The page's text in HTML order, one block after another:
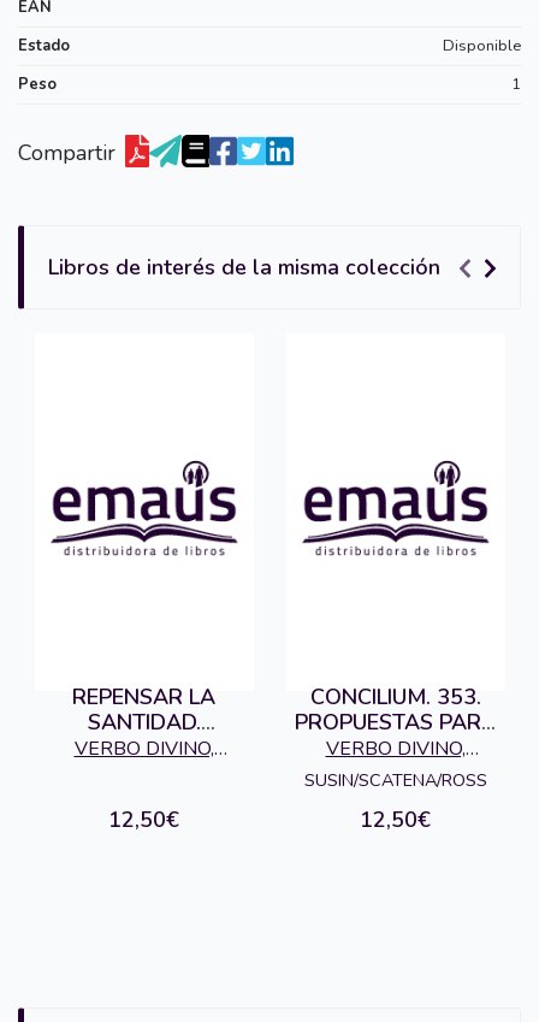
EAN
Estado
Disponible
Peso
1
Compartir
Libros de interés de la misma colección
REPENSAR LA
SANTIDAD.
CONCILIUM 351
VERBO DIVINO,
12,50€
CONCILIUM. 353.
PROPUESTAS PARA
LA REFORMA DE LA
CURIA
VERBO DIVINO,
EDITORIAL
SUSIN/SCATENA/ROSS
12,50€